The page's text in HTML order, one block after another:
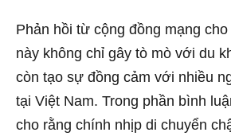
Phản hồi từ cộng đồng mạng
này không chỉ gây tò mò với du
còn tạo sự đồng cảm với nhiều
tại Việt Nam. Trong phần bình
cho rằng chính nhịp di chuyển